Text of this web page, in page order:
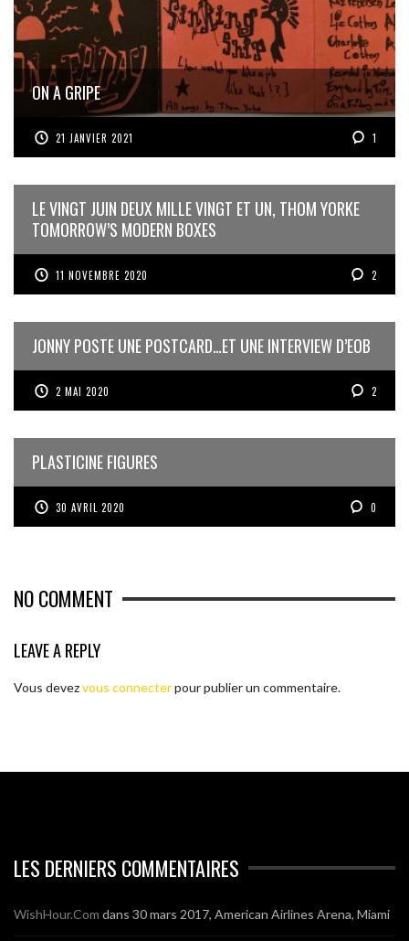
ON A GRIPE
21 JANVIER 2021 1
LE VINGT JUIN DEUX MILLE VINGT ET UN, THOM YORKE
TOMORROW’S MODERN BOXES
11 NOVEMBRE 2020 2
JONNY POSTE UNE POSTCARD…ET UNE INTERVIEW D’EOB
2 MAI 2020 2
PLASTICINE FIGURES
30 AVRIL 2020 0
NO COMMENT
LEAVE A REPLY
Vous devezvous connecterpour publier un commentaire.
LES DERNIERS COMMENTAIRES
WishHour.Com dans 30 mars 2017, American Airlines Arena, Miami